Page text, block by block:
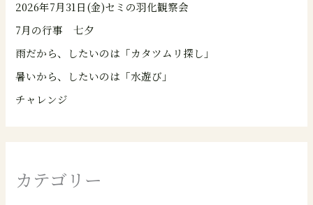
2026年7月31日(金)セミの羽化観察会
7月の行事 七夕
雨だから、したいのは「カタツムリ探し」
暑いから、したいのは「水遊び」
チャレンジ
カテゴリー